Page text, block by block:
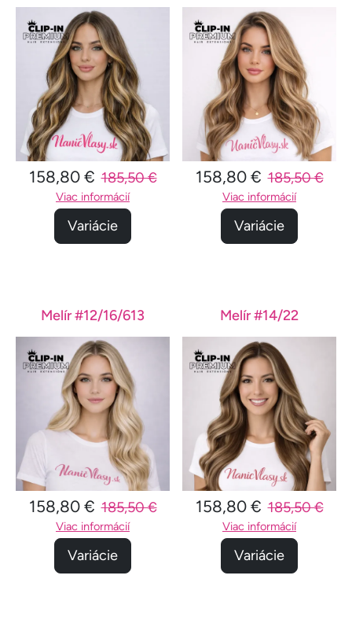
158,80 € 185,50 €
Viac informácií
Variácie
158,80 € 185,50 €
Viac informácií
Variácie
Melír #12/16/613
158,80 € 185,50 €
Viac informácií
Variácie
Melír #14/22
158,80 € 185,50 €
Viac informácií
Variácie